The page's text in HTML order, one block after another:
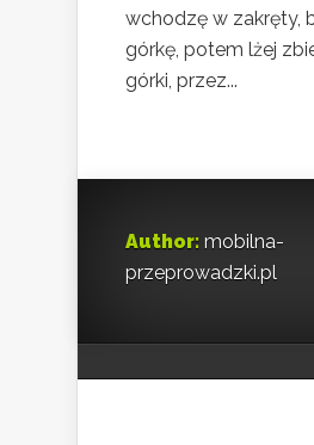
wchodzę w zakręty,
górkę, potem lżej
górki, przez...
Author: mobilna-
przeprowadzki.pl